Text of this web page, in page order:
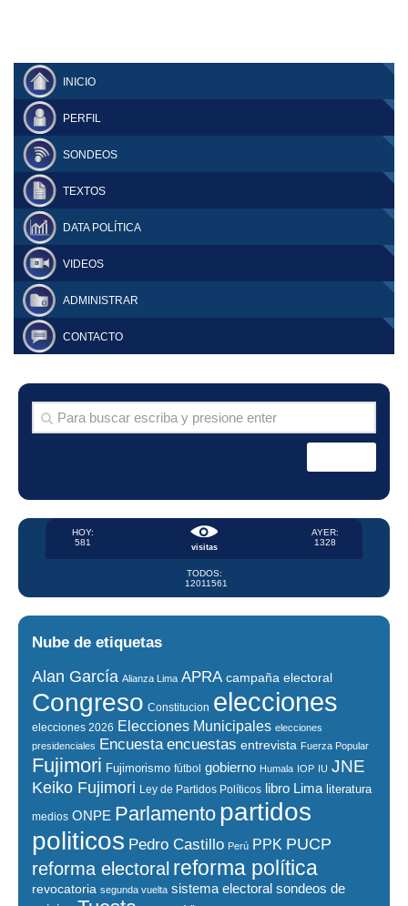
INICIO
PERFIL
SONDEOS
TEXTOS
DATA POLÍTICA
VIDEOS
ADMINISTRAR
CONTACTO
visitas
HOY:
581
AYER:
1328
TODOS:
12011561
Nube de etiquetas
Alan García Alianza Lima APRA campaña electoral
Congreso Constitucion elecciones
elecciones 2026 Elecciones Municipales elecciones
presidenciales Encuesta encuestas entrevista Fuerza Popular
Fujimori Fujimorismo fútbol gobierno Humala IOP IU JNE
Keiko Fujimori Ley de Partidos Políticos libro Lima literatura
medios ONPE Parlamento partidos
politicos Pedro Castillo Perú PPK PUCP
reforma electoral reforma política
revocatoria segunda vuelta sistema electoral sondeos de